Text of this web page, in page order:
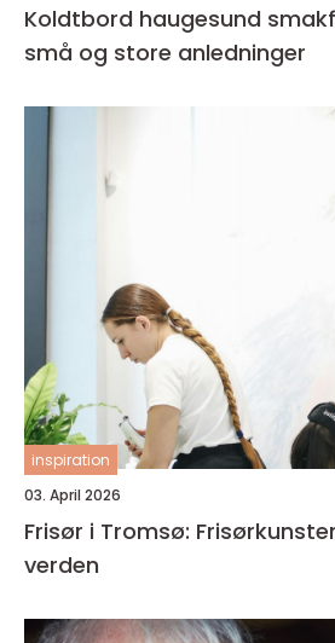
Koldtbord haugesund smakfulle løsninger for
små og store anledninger
inspiration
03. April 2026
Frisør i Tromsø:
verden